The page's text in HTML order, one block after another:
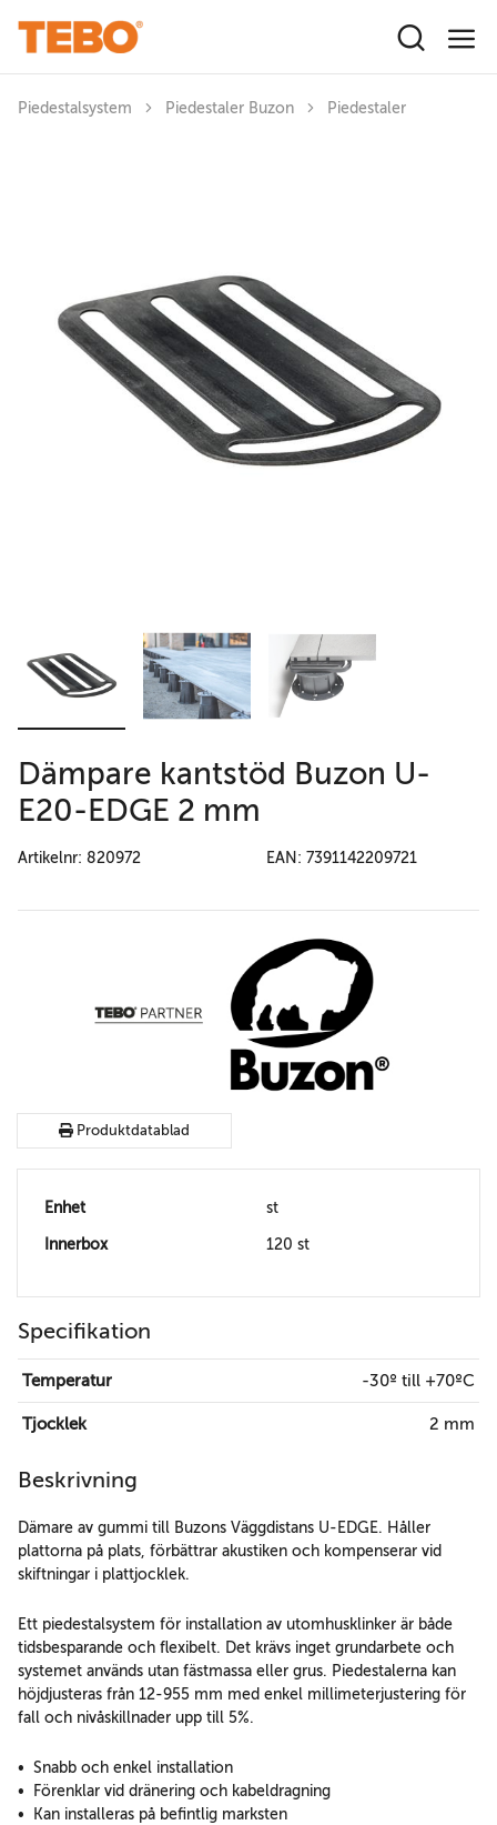
Piedestalsystem Piedestaler Buzon Piedestaler
Dämpare kantstöd Buzon U-
E20-EDGE 2 mm
Artikelnr: 820972 EAN: 7391142209721
Produktdatablad
Enhet st
Innerbox 120 st
Specifikation
Temperatur -30º till +70ºC
Tjocklek 2 mm
Beskrivning
Dämare av gummi till Buzons Väggdistans U-EDGE. Håller
plattorna på plats, förbättrar akustiken och kompenserar vid
skiftningar i plattjocklek.
Ett piedestalsystem för installation av utomhusklinker är både
tidsbesparande och flexibelt. Det krävs inget grundarbete och
systemet används utan fästmassa eller grus. Piedestalerna kan
höjdjusteras från 12-955 mm med enkel millimeterjustering för
fall och nivåskillnader upp till 5%.
• Snabb och enkel installation
• Förenklar vid dränering och kabeldragning
• Kan installeras på befintlig marksten